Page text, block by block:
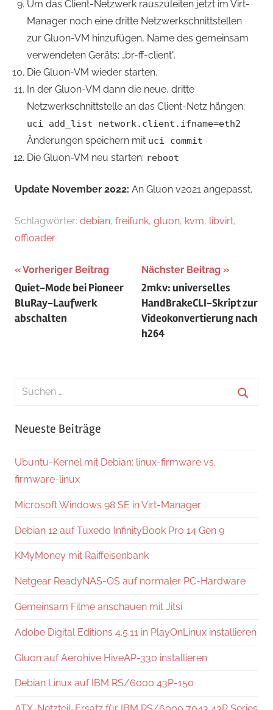
Um das Client-Netzwerk rauszuleiten jetzt im Virt-
Manager noch eine dritte Netzwerkschnittstellen
zur Gluon-VM hinzufügen, Name des gemeinsam
verwendeten Geräts: „br-ff-client“.
Die Gluon-VM wieder starten.
In der Gluon-VM dann die neue, dritte
Netzwerkschnittstelle an das Client-Netz hängen:
uci add_list network.client.ifname=eth2
Änderungen speichern mit uci commit
Die Gluon-VM neu starten: reboot
Update November 2022: An Gluon v2021 angepasst.
Schlagwörter: debian, freifunk, gluon, kvm, libvirt,
offloader
Beitragsnavigation
Vorheriger Beitrag
Quiet-Mode bei Pioneer
BluRay-Laufwerk
abschalten
Nächster Beitrag
2mkv: universelles
HandBrakeCLI-Skript zur
Videokonvertierung nach
h264
Suchen
Neueste Beiträge
Ubuntu-Kernel mit Debian: linux-firmware vs.
firmware-linux
Microsoft Windows 98 SE in Virt-Manager
Debian 12 auf Tuxedo InfinityBook Pro 14 Gen 9
KMyMoney mit Raiffeisenbank
Netgear ReadyNAS-OS auf normaler PC-Hardware
Gemeinsam Filme anschauen mit Jitsi
Adobe Digital Editions 4.5.11 in PlayOnLinux installieren
Gluon auf Aerohive HiveAP-330 installieren
Debian Linux auf IBM RS/6000 43P-150